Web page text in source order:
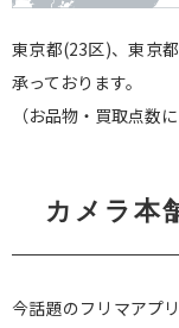
東京都(23区)、東京
承っております。
（お品物・買取点数
カメラ本
今話題のフリマアプ